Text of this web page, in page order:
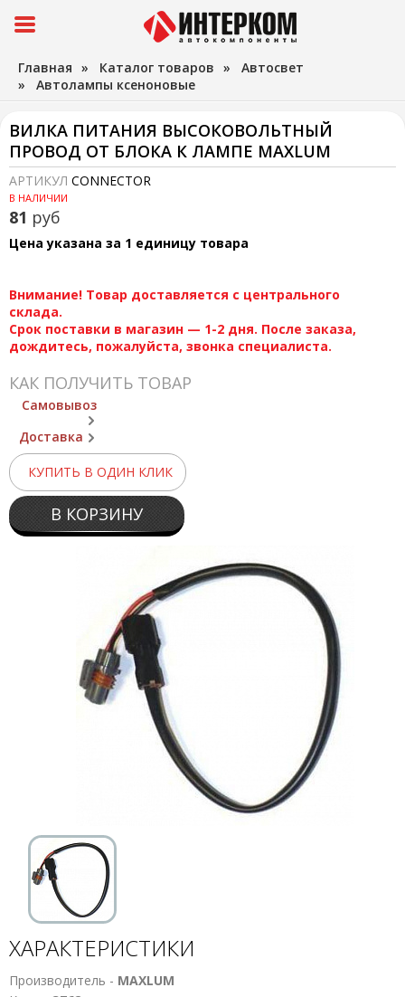
Главная » Каталог товаров » Автосвет
» Автолампы ксеноновые
ВИЛКА ПИТАНИЯ ВЫСОКОВОЛЬТНЫЙ
ПРОВОД ОТ БЛОКА К ЛАМПЕ MAXLUM
АРТИКУЛ CONNECTOR
В НАЛИЧИИ
81 руб
Цена указана за 1 единицу товара
Внимание! Товар доставляется с центрального
склада.
Срок поставки в магазин — 1-2 дня. После заказа,
дождитесь, пожалуйста, звонка специалиста.
КАК ПОЛУЧИТЬ ТОВАР
Самовывоз
Доставка
КУПИТЬ В ОДИН КЛИК
В КОРЗИНУ
ХАРАКТЕРИСТИКИ
Производитель - MAXLUM